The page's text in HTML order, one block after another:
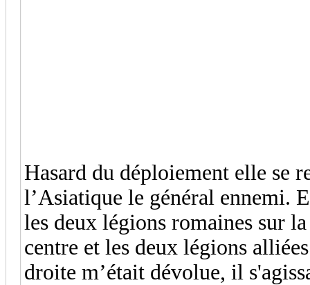
Hasard du déploiement elle se
l’Asiatique le général ennemi.
les deux légions romaines sur
centre et les deux légions
droite m’était dévolue, il